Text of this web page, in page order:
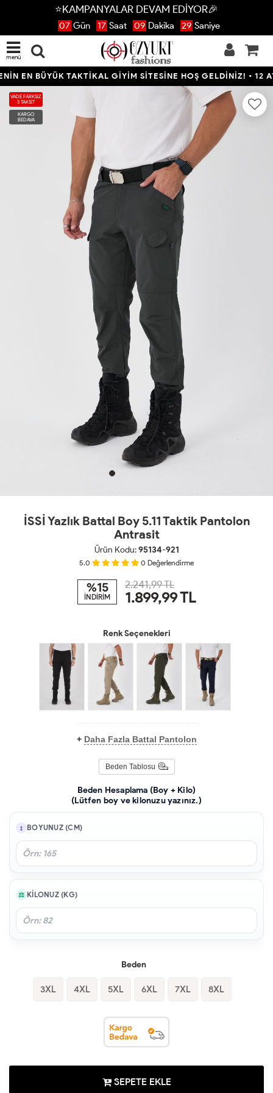
⭐KAMPANYALAR DEVAM EDİYOR🎉
07 Gün 17 Saat 09 Dakika 28 Saniye
menü
EN BÜYÜK TAKTİKAL GİYİM SİTESİNE HOŞ GELDİNİZ! • 12
VADE FARKSIZ
3 TAKSİT
KARGO
BEDAVA
İSSİ Yazlık Battal Boy 5.11 Taktik Pantolon
Antrasit
Ürün Kodu:95134-921
5.0 0 Değerlendirme
%15
İNDİRİM
2.241,99 TL
1.899,99TL
Renk Seçenekleri
+ Daha Fazla Battal Pantolon
Beden Tablosu
Beden Hesaplama (Boy + Kilo)
(Lütfen boy ve kilonuzu yazınız.)
BOYUNUZ (CM)
KILONUZ (KG)
Beden
3XL 4XL 5XL 6XL 7XL 8XL
SEPETE EKLE